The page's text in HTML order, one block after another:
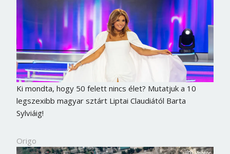
Ki mondta, hogy 50 felett nincs élet? Mutatjuk a 10
legszexibb magyar sztárt Liptai Claudiától Barta
Sylviáig!
Origo